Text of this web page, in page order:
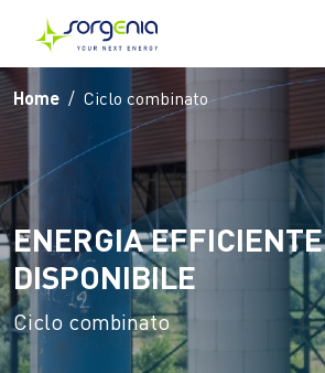
Vai al contenuto principale
Home Ciclo combinato
ENERGIA
DISPONIBILE
Ciclo combinato